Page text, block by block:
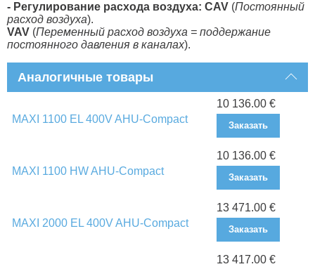
- Регулирование расхода воздуха: CAV (Постоянный
расход воздуха).
VAV (Переменный расход воздуха = поддержание
постоянного давления в каналах).
Аналогичные товары
MAXI 1100 EL 400V AHU-Compact
10 136.00 €
Заказать
MAXI 1100 HW AHU-Compact
10 136.00 €
Заказать
MAXI 2000 EL 400V AHU-Compact
13 471.00 €
Заказать
13 417.00 €